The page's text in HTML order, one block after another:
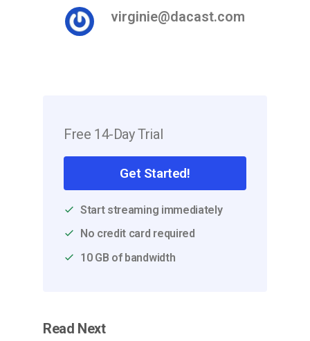
virginie@dacast.com
Free 14-Day Trial
Get Started!
Start streaming immediately
No credit card required
10 GB of bandwidth
Read Next